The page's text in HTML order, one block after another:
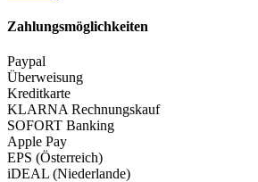
Zahlungsmöglichkeiten
Paypal
Überweisung
Kreditkarte
KLARNA Rechnungskauf
SOFORT Banking
Apple Pay
EPS (Österreich)
iDEAL (Niederlande)